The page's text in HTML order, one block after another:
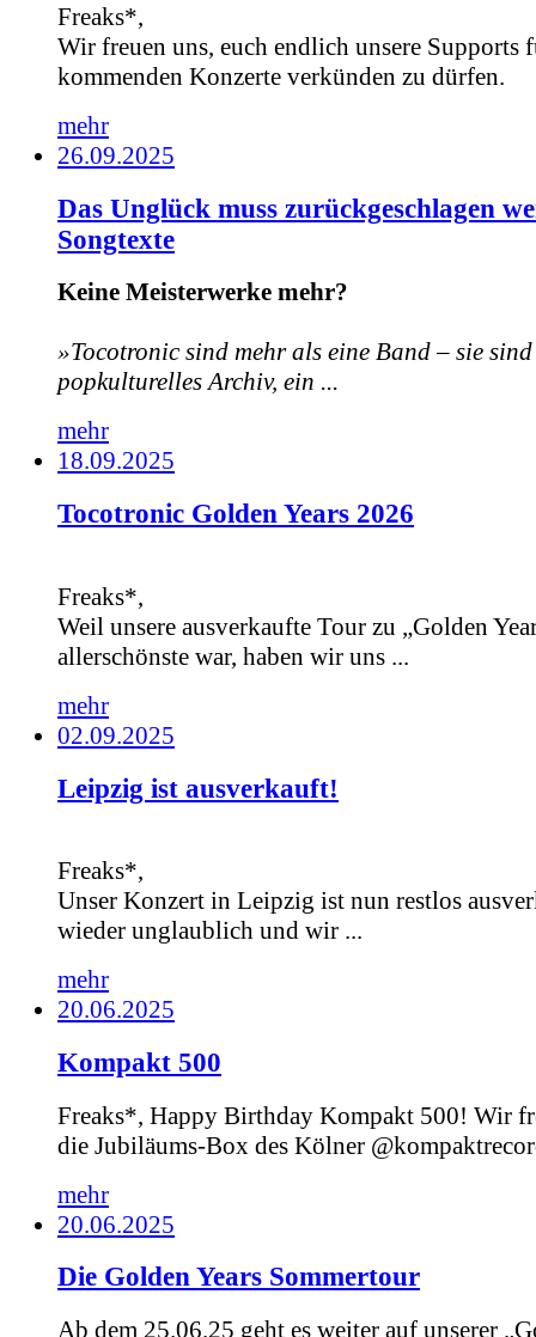
Freaks*,
Wir freuen uns, euch endlich unsere Supports
kommenden Konzerte verkünden zu dürfen.
mehr
26.09.2025
Das Unglück muss zurückgeschlagen
Songtexte
Keine Meisterwerke mehr?
»Tocotronic sind mehr als eine Band – sie
popkulturelles Archiv, ein ...
mehr
18.09.2025
Tocotronic Golden Years 2026
Freaks*,
Weil unsere ausverkaufte Tour zu „Golden
allerschönste war, haben wir uns ...
mehr
02.09.2025
Leipzig ist ausverkauft!
Freaks*,
Unser Konzert in Leipzig ist nun restlos
wieder unglaublich und wir ...
mehr
20.06.2025
Kompakt 500
Freaks*, Happy Birthday Kompakt 500! Wir
die Jubiläums-Box des Kölner
mehr
20.06.2025
Die Golden Years Sommertour
Ab dem 25.06.25 geht es weiter auf unserer